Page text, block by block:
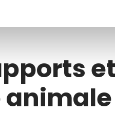
animale